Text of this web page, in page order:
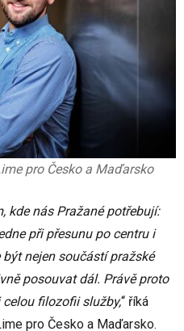
pro Česko a Maďarsko
kde nás Pražané potřebují:
při přesunu po centru i
být nejen součástí pražské
posouvat dál. Právě proto
filozofii služby,“ říká
pro Česko a Maďarsko.